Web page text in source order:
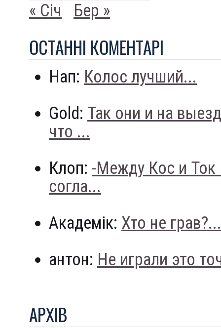
« Січ Бер »
ОСТАННI КОМЕНТАРI
Нап: Колос лучший...
Gold: Так они и на
что ...
Клоп: -Между Кос и
согла...
Академік: Хто не грав?...
антон: Не играли это
АРХIВ